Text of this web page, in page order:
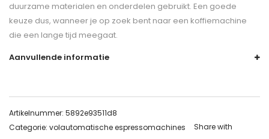
duurzame materialen en onderdelen gebruikt. Een goede
keuze dus, wanneer je op zoek bent naar een koffiemachine
die een lange tijd meegaat.
Aanvullende informatie
Artikelnummer: 5892e93511d8
Categorie: volautomatische espressomachines Share with